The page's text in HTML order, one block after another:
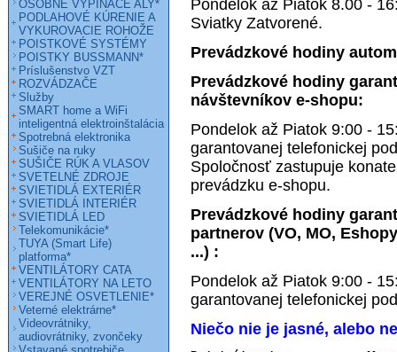
Pondelok až Piatok 8.00 -
Sviatky Zatvorené.
Prevádzkové hodiny
Prevádzkové hodiny
návštevníkov e-shopu:
Pondelok až Piatok 9:00 -
garantovanej telefonickej
Spoločnosť zastupuje
prevádzku e-shopu.
Prevádzkové hodiny
partnerov (VO, MO,
...) :
Pondelok až Piatok 9:00 -
garantovanej telefonickej
Niečo nie je jasné, alebo
OSOBNÉ VYPÍNAČE ALY*
PODLAHOVÉ KÚRENIE A
VYKUROVACIE ROHOŽE
POISTKOVÉ SYSTÉMY
POISTKY BUSSMANN*
Príslušenstvo VZT
ROZVÁDZAČE
Služby
SMART home a WiFi
inteligentná elektroinštalácia
Spotrebná elektronika
Sušiče na ruky
SUŠIČE RÚK A VLASOV
SVETELNÉ ZDROJE
SVIETIDLÁ EXTERIÉR
SVIETIDLÁ INTERIÉR
SVIETIDLÁ LED
Telekomunikácie*
TUYA (Smart Life)
platforma*
VENTILÁTORY CATA
VENTILÁTORY NA LETO
VEREJNÉ OSVETLENIE*
Veterné elektrárne*
Videovrátniky,
audiovrátniky, zvončeky